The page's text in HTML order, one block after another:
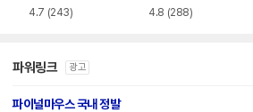
4.7 (243) 4.8 (288)
파워링크 광고
파이널마우스 국내 정발